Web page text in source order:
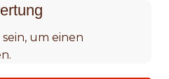
sein, um einen